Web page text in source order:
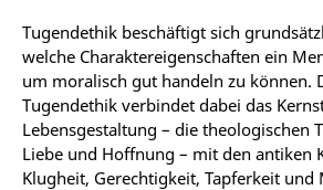
Tugendethik beschäftigt sich
welche Charaktereigenschaften ein
um moralisch gut handeln zu können.
Tugendethik verbindet dabei das
Lebensgestaltung – die theologischen
Liebe und Hoffnung – mit den antiken
Klugheit, Gerechtigkeit, Tapferkeit und